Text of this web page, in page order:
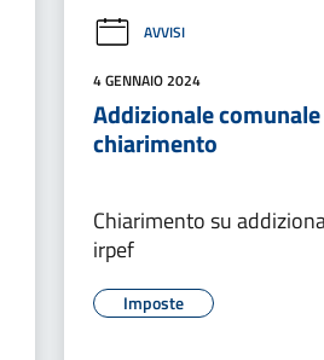
AVVISI
4 GENNAIO 2024
Addizionale
chiarimento
Chiarimento su
irpef
Imposte